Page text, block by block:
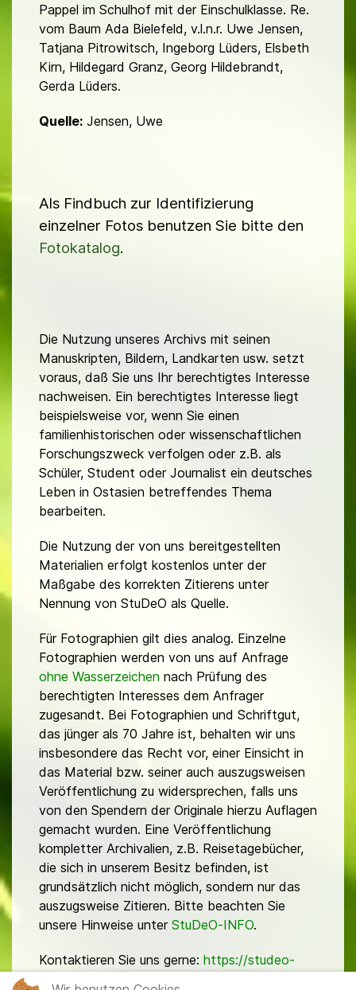
Pappel im Schulhof mit der Einschulklasse. Re.
vom Baum Ada Bielefeld, v.l.n.r. Uwe Jensen,
Tatjana Pitrowitsch, Ingeborg Lüders, Elsbeth
Kirn, Hildegard Granz, Georg Hildebrandt,
Gerda Lüders.
Quelle: Jensen, Uwe
Als Findbuch zur Identifizierung
einzelner Fotos benutzen Sie bitte den
Fotokatalog.
Die Nutzung unseres Archivs mit seinen
Manuskripten, Bildern, Landkarten usw. setzt
voraus, daß Sie uns Ihr berechtigtes Interesse
nachweisen. Ein berechtigtes Interesse liegt
beispielsweise vor, wenn Sie einen
familienhistorischen oder wissenschaftlichen
Forschungszweck verfolgen oder z.B. als
Schüler, Student oder Journalist ein deutsches
Leben in Ostasien betreffendes Thema
bearbeiten.
Die Nutzung der von uns bereitgestellten
Materialien erfolgt kostenlos unter der
Maßgabe des korrekten Zitierens unter
Nennung von StuDeO als Quelle.
Für Fotographien gilt dies analog. Einzelne
Fotographien werden von uns auf Anfrage
ohne Wasserzeichen nach Prüfung des
berechtigten Interesses dem Anfrager
zugesandt. Bei Fotographien und Schriftgut,
das jünger als 70 Jahre ist, behalten wir uns
insbesondere das Recht vor, einer Einsicht in
das Material bzw. seiner auch auszugsweisen
Veröffentlichung zu widersprechen, falls uns
von den Spendern der Originale hierzu Auflagen
gemacht wurden. Eine Veröffentlichung
kompletter Archivalien, z.B. Reisetagebücher,
die sich in unserem Besitz befinden, ist
grundsätzlich nicht möglich, sondern nur das
auszugsweise Zitieren. Bitte beachten Sie
unsere Hinweise unter StuDeO-INFO.
Kontaktieren Sie uns gerne: https://studeo-